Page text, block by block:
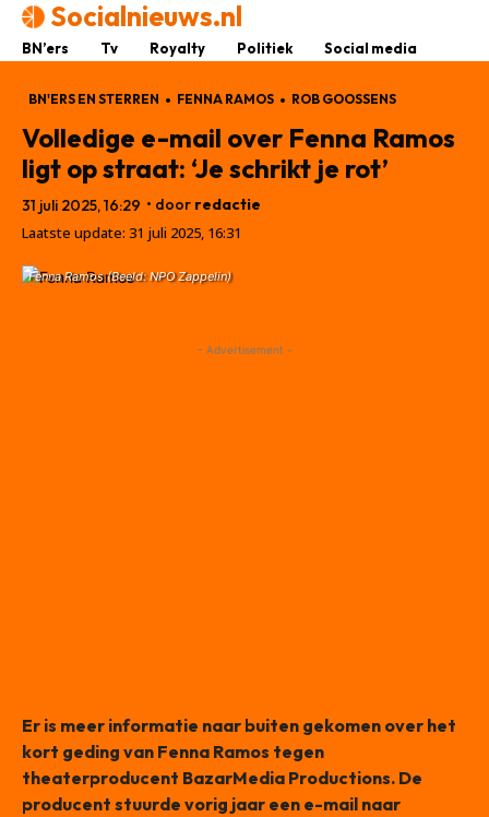
Socialnieuws.nl
BN’ers Tv Royalty Politiek Social media
BN'ERS EN STERREN FENNA RAMOS ROB GOOSSENS
Volledige e-mail over Fenna Ramos
ligt op straat: ‘Je schrikt je rot’
31 juli 2025, 16:29 • door redactie
Laatste update: 31 juli 2025, 16:31
Fenna Ramos (Beeld: NPO Zappelin)
- Advertisement -
Er is meer informatie naar buiten gekomen over het
kort geding van Fenna Ramos tegen
theaterproducent BazarMedia Productions. De
producent stuurde vorig jaar een e-mail naar